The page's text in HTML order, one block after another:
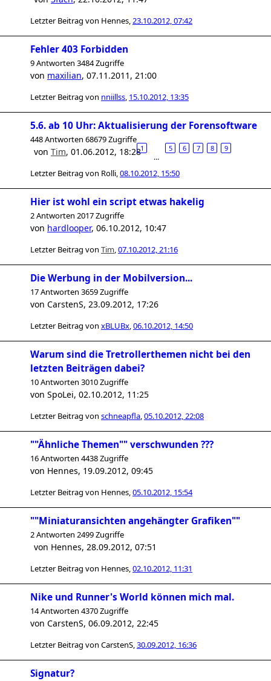
Letzter Beitrag von Hennes,23.10.2012, 07:42
Fehler 403 Forbidden
9 Antworten 3484 Zugriffe
von maxilian, 07.11.2011, 21:00
Letzter Beitrag von nniillss, 15.10.2012, 13:35
5.6. ab 10 Uhr: Aktualisierung der Forensoftware
448 Antworten 68679 Zugriffe
1
…
5 6 7 8 9
von Tim, 01.06.2012, 18:28
Letzter Beitrag von Rolli,08.10.2012, 15:50
Hier ist wohl ein script etwas hakelig
2 Antworten 2017 Zugriffe
von hardlooper, 06.10.2012, 10:47
Letzter Beitrag von Tim,07.10.2012, 21:16
Die Werbung in der Mobilversion...
17 Antworten 3659 Zugriffe
von CarstenS, 23.09.2012, 17:26
Letzter Beitrag von xBLUBx,06.10.2012, 14:50
Warum sind die Tretrollerthemen nicht bei den
letzten Beiträgen dabei?
10 Antworten 3010 Zugriffe
von SpoLei, 02.10.2012, 11:25
Letzter Beitrag von schneapfla,05.10.2012, 22:08
""Ähnliche Themen"" verschwunden ???
16 Antworten 4438 Zugriffe
von Hennes, 19.09.2012, 09:45
Letzter Beitrag von Hennes,05.10.2012, 15:54
""Miniaturansichten angehängter Grafiken""
2 Antworten 2499 Zugriffe
von Hennes, 28.09.2012, 07:51
Letzter Beitrag von Hennes,02.10.2012, 11:31
Nike und Runner's World können mich mal.
14 Antworten 4370 Zugriffe
von CarstenS, 06.09.2012, 22:45
Letzter Beitrag von CarstenS,30.09.2012, 16:36
Signatur?